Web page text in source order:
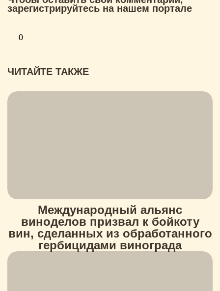
зарегистрируйтесь на нашем портале
0
ЧИТАЙТЕ ТАКЖЕ
Международный альянс
виноделов призвал к бойкоту
вин, сделанных из обработанного
гербицидами винограда